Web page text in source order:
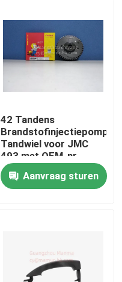
42 Tandens
Brandstofinjectiepomp
Tandwiel voor JMC
493 met OEM-nr.
1111100BA
Aanvraag sturen